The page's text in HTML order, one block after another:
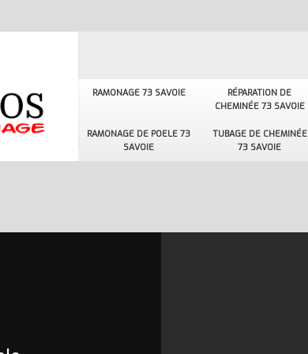
RAMONAGE 73 SAVOIE
RÉPARATION DE
CHEMINÉE 73 SAVOIE
RAMONAGE DE POELE 73
SAVOIE
TUBAGE DE CHEMINÉE
73 SAVOIE